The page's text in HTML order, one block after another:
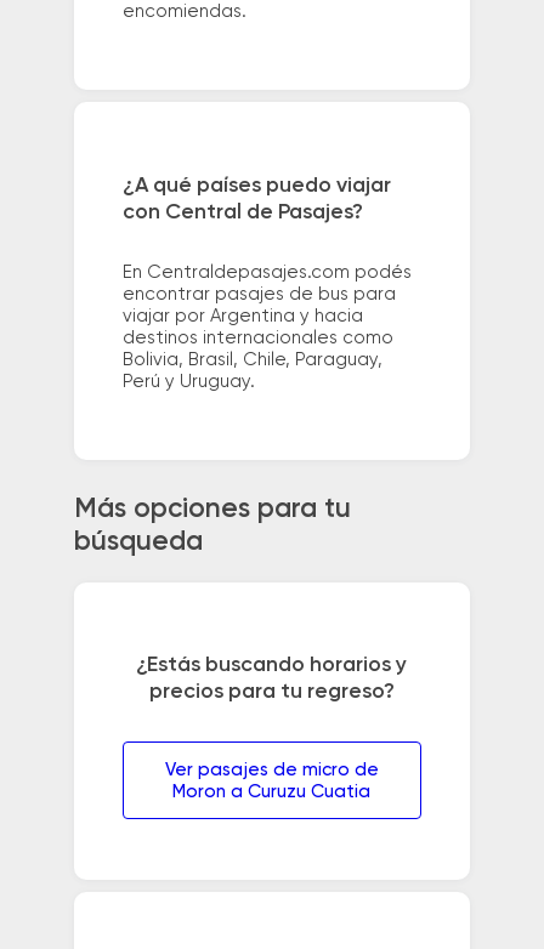
encomiendas.
¿A qué países puedo viajar
con Central de Pasajes?
En Centraldepasajes.com podés
encontrar pasajes de bus para
viajar por Argentina y hacia
destinos internacionales como
Bolivia, Brasil, Chile, Paraguay,
Perú y Uruguay.
Más opciones para tu
búsqueda
¿Estás buscando horarios y
precios para tu regreso?
Ver pasajes de micro de
Moron a Curuzu Cuatia